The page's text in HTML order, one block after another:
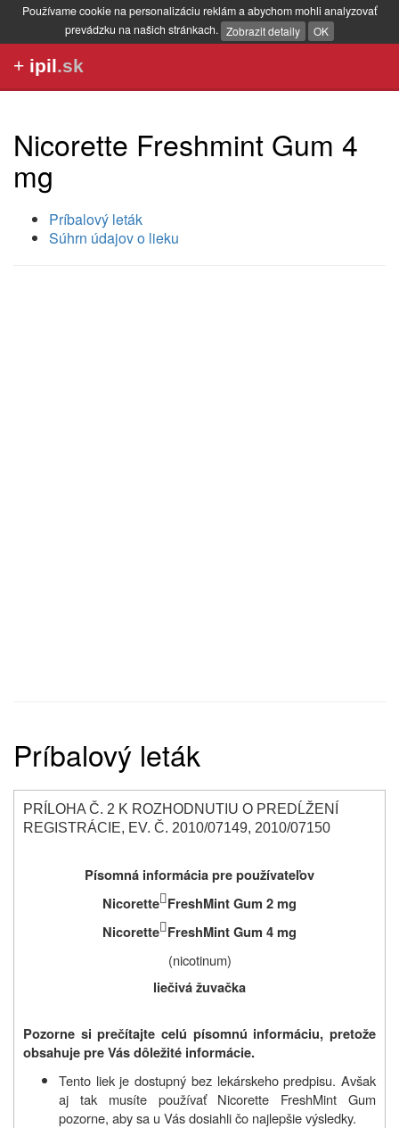
Používame cookie na personalizáciu reklám a abychom mohli analyzovať
prevádzku na našich stránkach. Zobrazit detaily OK
+ ipil.sk
Nicorette Freshmint Gum 4
mg
Príbalový leták
Súhrn údajov o lieku
Príbalový leták
PRÍLOHA Č. 2 K ROZHODNUTIU O PREDĹŽENÍ
REGISTRÁCIE, EV. Č. 2010/07149, 2010/07150
Písomná informácia pre používateľov
NicoretteFreshMint Gum 2 mg
NicoretteFreshMint Gum 4 mg
(nicotinum)
liečivá žuvačka
Pozorne si prečítajte celú písomnú informáciu, pretože
obsahuje pre Vás dôležité informácie.
Tento liek je dostupný bez lekárskeho predpisu. Avšak
aj tak musíte používať Nicorette FreshMint Gum
pozorne, aby sa u Vás dosiahli čo najlepšie výsledky.